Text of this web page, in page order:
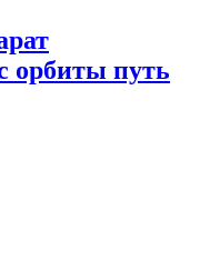
орбиты путь